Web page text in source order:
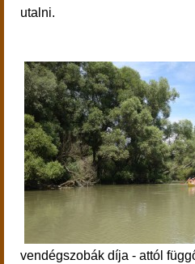
utalni.
vendégszobák díja - attól